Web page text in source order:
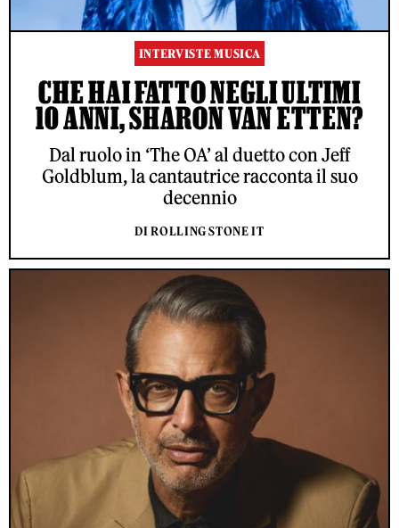
INTERVISTE MUSICA
CHE HAI FATTO NEGLI ULTIMI
10 ANNI, SHARON VAN ETTEN?
Dal ruolo in ‘The OA’ al duetto con Jeff
Goldblum, la cantautrice racconta il suo
decennio
DI ROLLING STONE IT